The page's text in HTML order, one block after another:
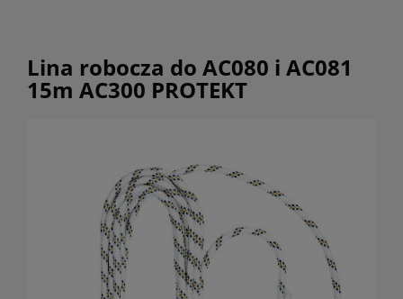
Lina robocza do AC080 i AC081
15m AC300 PROTEKT